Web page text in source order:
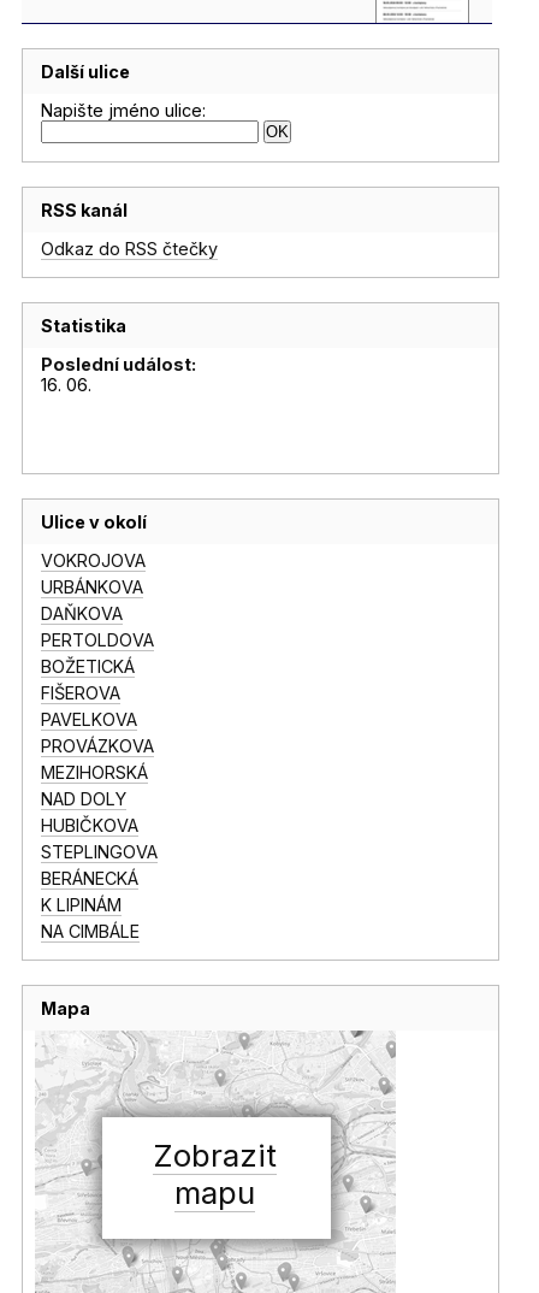
Další ulice
Napište jméno ulice:
RSS kanál
Odkaz do RSS čtečky
Statistika
Poslední událost:
16. 06.
Ulice v okolí
VOKROJOVA
URBÁNKOVA
DAŇKOVA
PERTOLDOVA
BOŽETICKÁ
FIŠEROVA
PAVELKOVA
PROVÁZKOVA
MEZIHORSKÁ
NAD DOLY
HUBIČKOVA
STEPLINGOVA
BERÁNECKÁ
K LIPINÁM
NA CIMBÁLE
Mapa
Zobrazit
mapu